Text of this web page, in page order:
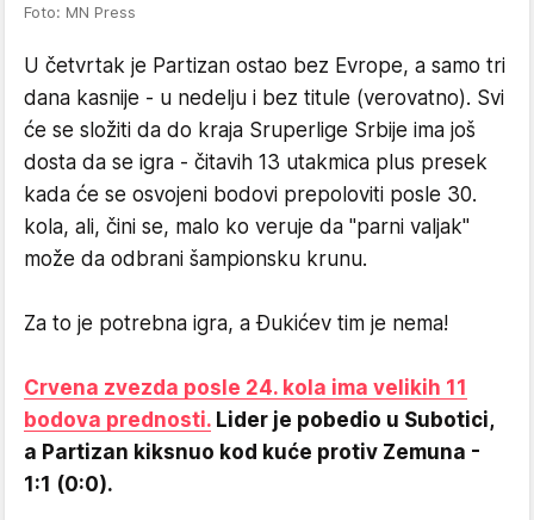
Foto: MN Press
U četvrtak je Partizan ostao bez Evrope, a samo tri
dana kasnije - u nedelju i bez titule (verovatno). Svi
će se složiti da do kraja Sruperlige Srbije ima još
dosta da se igra - čitavih 13 utakmica plus presek
kada će se osvojeni bodovi prepoloviti posle 30.
kola, ali, čini se, malo ko veruje da "parni valjak"
može da odbrani šampionsku krunu.
Za to je potrebna igra, a Đukićev tim je nema!
Crvena zvezda posle 24. kola ima velikih 11
bodova prednosti. Lider je pobedio u Subotici,
a Partizan kiksnuo kod kuće protiv Zemuna -
1:1 (0:0).